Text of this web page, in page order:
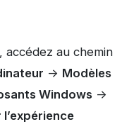
accédez au chemin
-> Modèles
Windows->
l’expérience